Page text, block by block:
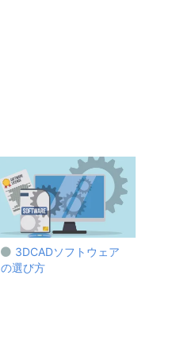
3DCADソフトウェア
の選び方